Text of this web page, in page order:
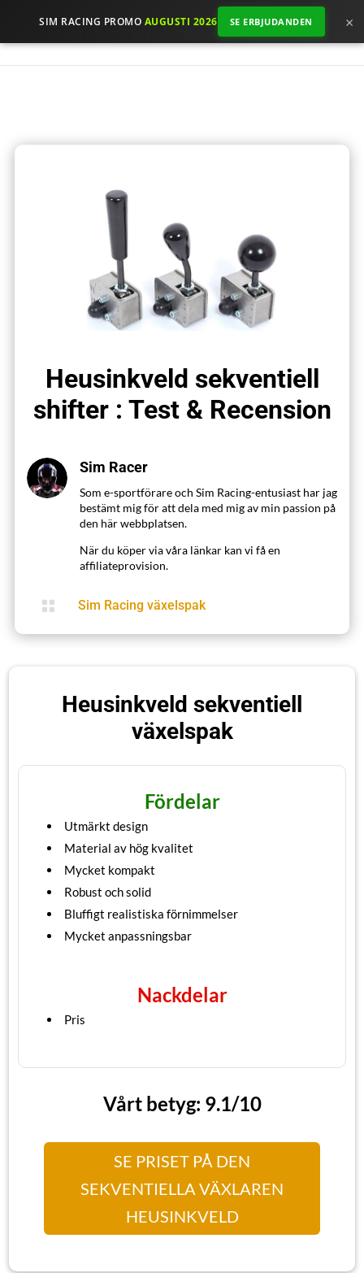
SIM RACING PROMO AUGUSTI 2026 SE ERBJUDANDEN ×
Heusinkveld sekventiell
shifter : Test & Recension
Sim Racer
Som e-sportförare och Sim Racing-entusiast har jag
bestämt mig för att dela med mig av min passion på
den här webbplatsen.
När du köper via våra länkar kan vi få en
affiliateprovision.
 Sim Racing växelspak
Heusinkveld sekventiell
växelspak
Fördelar
Utmärkt design
Material av hög kvalitet
Mycket kompakt
Robust och solid
Bluffigt realistiska förnimmelser
Mycket anpassningsbar
Nackdelar
Pris
Vårt betyg: 9.1/10
SE PRISET PÅ DEN
SEKVENTIELLA VÄXLAREN
HEUSINKVELD